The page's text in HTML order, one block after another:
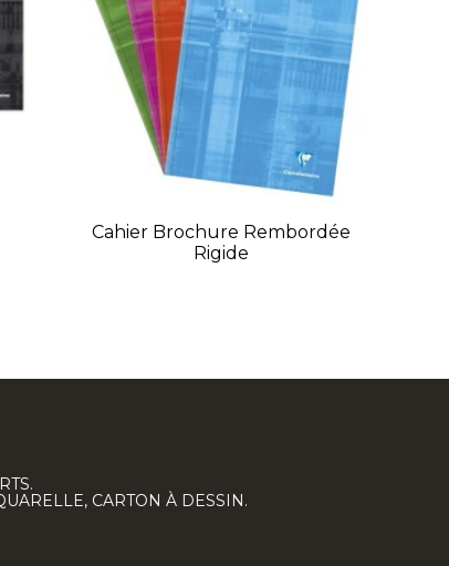
Cahier Brochure Rembordée
Rigide
CARTON À DESSIN.